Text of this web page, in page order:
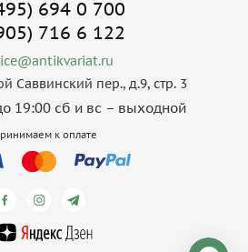
694 0 700
716 6 122
Саввинский пер., д.9, стр. 3
19:00 сб и вс – выходной
к оплате